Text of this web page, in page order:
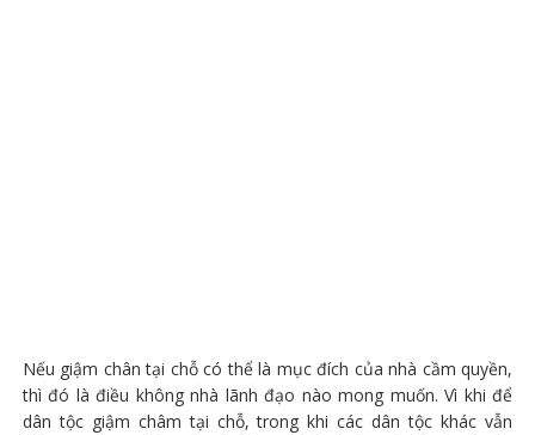
Nếu giậm chân tại chỗ có thể là mục đích của nhà cầm quyền,
thì đó là điều không nhà lãnh đạo nào mong muốn. Vì khi để
dân tộc giậm châm tại chỗ, trong khi các dân tộc khác vẫn